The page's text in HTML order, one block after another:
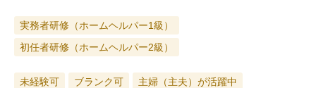
実務者研修（ホームヘルパー1級）
初任者研修（ホームヘルパー2級）
未経験可 ブランク可 主婦（主夫）が活躍中